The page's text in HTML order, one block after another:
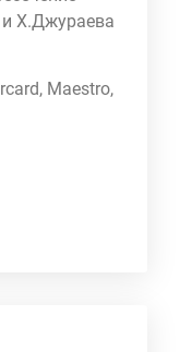
и Х.Джураева
Maestro,